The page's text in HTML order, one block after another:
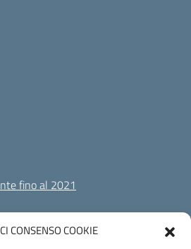
CONSENSO COOKIE
fino al 2021